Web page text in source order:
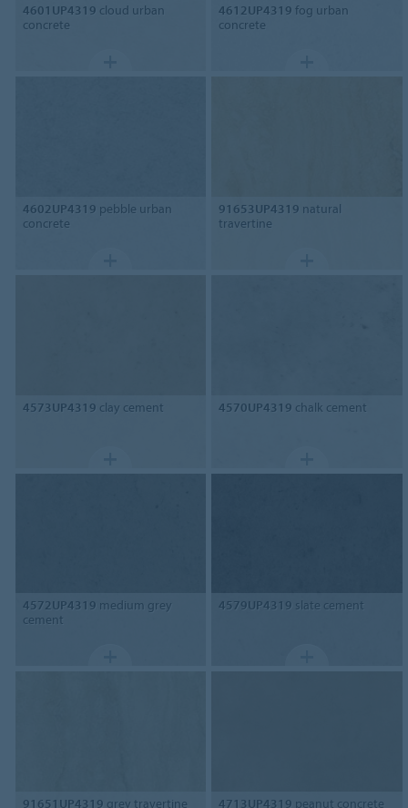
4601UP4319 cloud urban
concrete
4612UP4319 fog urban
concrete
4602UP4319 pebble urban
concrete
91653UP4319 natural
travertine
4573UP4319 clay cement 4570UP4319 chalk cement
4572UP4319 medium grey
cement
4579UP4319 slate cement
91651UP4319 grey travertine 4713UP4319 peanut concrete